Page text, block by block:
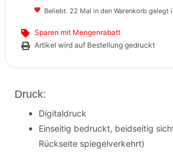
Beliebt. 22 Mal in den Warenkorb gelegt
Sparen mit Mengenrabatt
Artikel wird auf Bestellung gedruckt
Druck:
Digitaldruck
Einseitig bedruckt, beidseitig
Rückseite spiegelverkehrt)